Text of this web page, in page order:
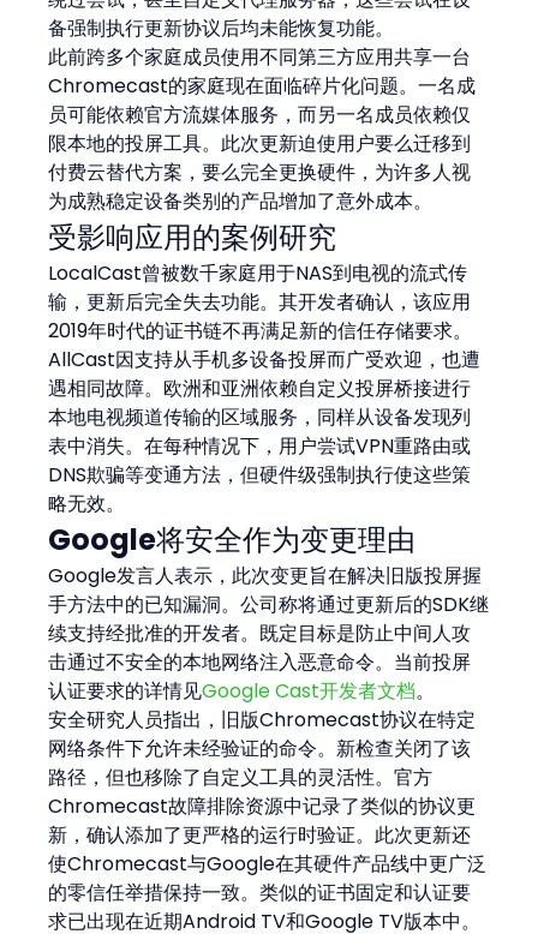
备强制执行更新协议后均未能恢复功能。
此前跨多个家庭成员使用不同第三方应用共享一台
Chromecast的家庭现在面临碎片化问题。一名成
员可能依赖官方流媒体服务，而另一名成员依赖仅
限本地的投屏工具。此次更新迫使用户要么迁移到
付费云替代方案，要么完全更换硬件，为许多人视
为成熟稳定设备类别的产品增加了意外成本。
受影响应用的案例研究
LocalCast曾被数千家庭用于NAS到电视的流式传
输，更新后完全失去功能。其开发者确认，该应用
2019年时代的证书链不再满足新的信任存储要求。
AllCast因支持从手机多设备投屏而广受欢迎，也遭
遇相同故障。欧洲和亚洲依赖自定义投屏桥接进行
本地电视频道传输的区域服务，同样从设备发现列
表中消失。在每种情况下，用户尝试VPN重路由或
DNS欺骗等变通方法，但硬件级强制执行使这些策
略无效。
Google将安全作为变更理由
Google发言人表示，此次变更旨在解决旧版投屏握
手方法中的已知漏洞。公司称将通过更新后的SDK继
续支持经批准的开发者。既定目标是防止中间人攻
击通过不安全的本地网络注入恶意命令。当前投屏
认证要求的详情见Google Cast开发者文档。
安全研究人员指出，旧版Chromecast协议在特定
网络条件下允许未经验证的命令。新检查关闭了该
路径，但也移除了自定义工具的灵活性。官方
Chromecast故障排除资源中记录了类似的协议更
新，确认添加了更严格的运行时验证。此次更新还
使Chromecast与Google在其硬件产品线中更广泛
的零信任举措保持一致。类似的证书固定和认证要
求已出现在近期Android TV和Google TV版本中。